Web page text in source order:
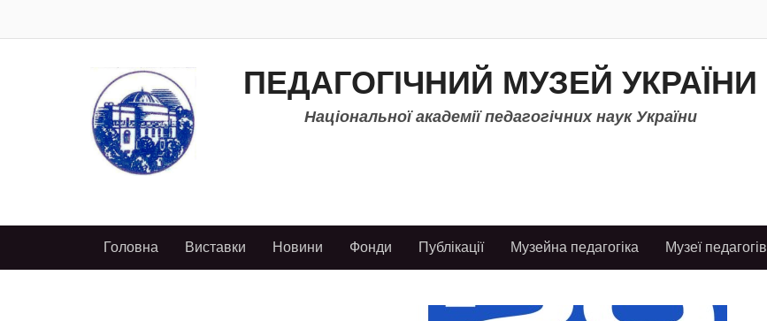
ПЕДАГОГІЧНИЙ МУЗЕЙ УКРАЇНИ
Національної академії педагогічних наук України
Головна Виставки Новини Фонди Публікації Музейна педагогіка Музеї педагогів